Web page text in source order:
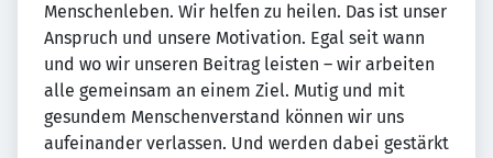
Menschenleben. Wir helfen zu heilen. Das ist unser
Anspruch und unsere Motivation. Egal seit wann
und wo wir unseren Beitrag leisten – wir arbeiten
alle gemeinsam an einem Ziel. Mutig und mit
gesundem Menschenverstand können wir uns
aufeinander verlassen. Und werden dabei gestärkt